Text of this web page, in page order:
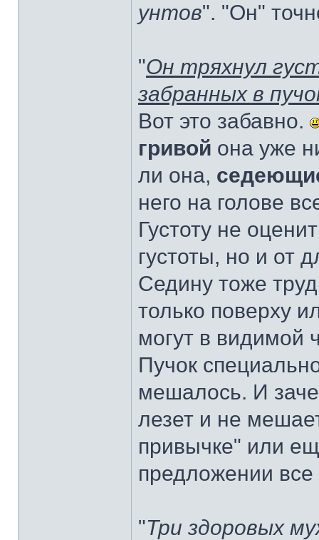
унтов". "Он"
"Он тряхнул
забранных в
Вот это забавно.
гривой она уже
ли она,
него на голове
Густоту не
густоты, но и от
Седину тоже
только поверху
могут в видимой
Пучок
мешалось. И
лезет и не
привычке" или
предложении
"Три здоровых